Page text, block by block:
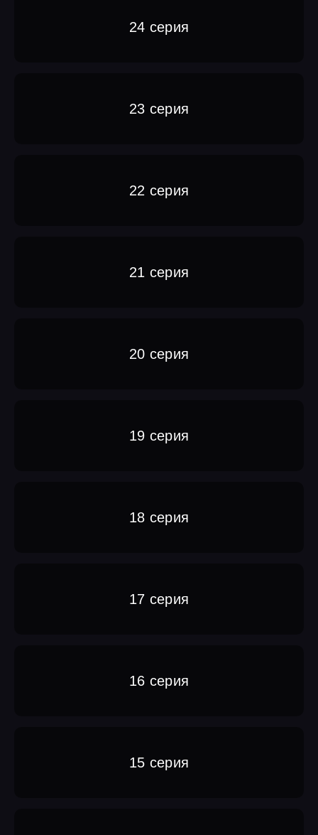
24 серия
23 серия
22 серия
21 серия
20 серия
19 серия
18 серия
17 серия
16 серия
15 серия